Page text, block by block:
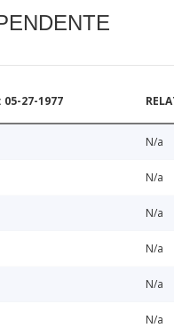
05-27-1977
N/a
N/a
N/a
N/a
N/a
N/a